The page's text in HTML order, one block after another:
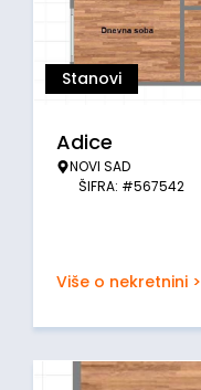
Stanovi
Adice
NOVI SAD
ŠIFRA: #567542
Više o nekretnini >